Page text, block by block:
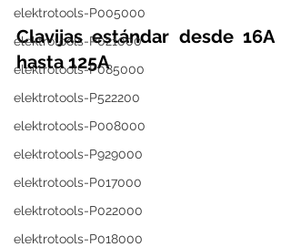
elektrotools-P005000
elektrotools-P021000
elektrotools-P085000
elektrotools-P522200
elektrotools-P008000
elektrotools-P929000
elektrotools-P017000
elektrotools-P022000
elektrotools-P018000
Clavijas estándar desde 16A
hasta 125A